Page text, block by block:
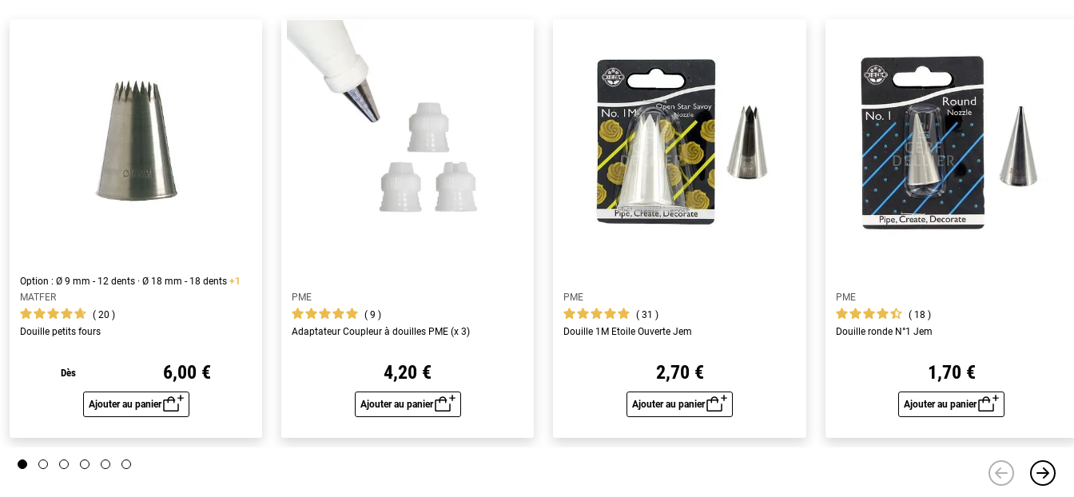
Option : Ø 9 mm - 12 dents · Ø 18 mm - 18 dents +1
MATFER
20
Douille petits fours
Dès 6,00 €
Ajouter au panier
Aperçu rapide
PME
9
Adaptateur Coupleur à douilles PME (x 3)
4,20 €
Ajouter au panier
Aperçu rapide
PME
31
Douille 1M Etoile Ouverte Jem
2,70 €
Ajouter au panier
Aperçu rapide
PME
18
Douille ronde N°1 Jem
1,70 €
Ajouter au panier
Aperçu rapide